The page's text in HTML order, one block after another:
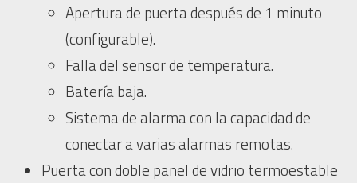
Apertura de puerta después de 1 minuto
(configurable).
Falla del sensor de temperatura.
Batería baja.
Sistema de alarma con la capacidad de
conectar a varias alarmas remotas.
Puerta con doble panel de vidrio termoestable